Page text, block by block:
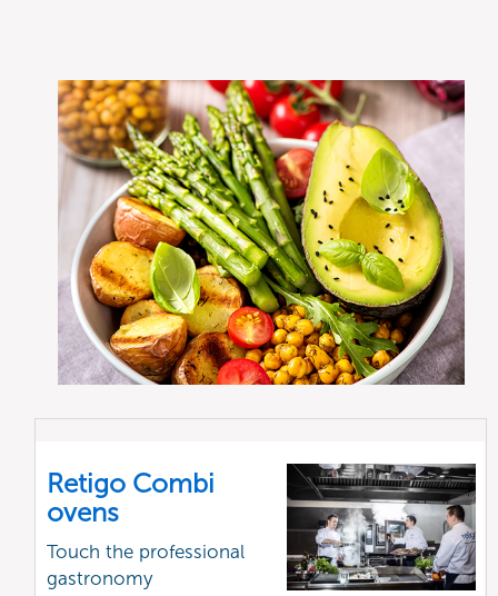
Retigo Combi
ovens
Touch the professional
gastronomy